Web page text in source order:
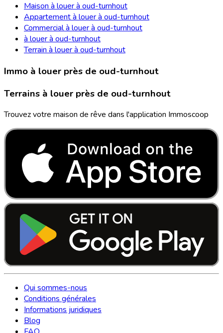
Maison à louer à oud-turnhout
Appartement à louer à oud-turnhout
Commercial à louer à oud-turnhout
à louer à oud-turnhout
Terrain à louer à oud-turnhout
Immo à louer près de oud-turnhout
Terrains à louer près de oud-turnhout
Trouvez votre maison de rêve dans l'application Immoscoop
Qui sommes-nous
Conditions générales
Informations juridiques
Blog